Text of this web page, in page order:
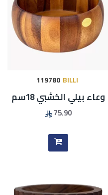
BILLI
119780
وعاء بيلي الخشبي 18سم
75.90